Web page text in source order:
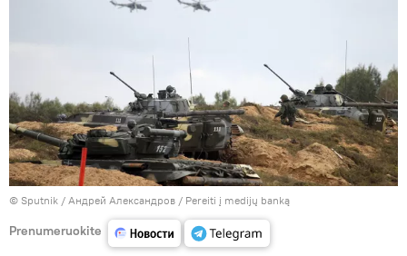
© Sputnik / Андрей Александров / Pereiti į medijų banką
Prenumeruokite